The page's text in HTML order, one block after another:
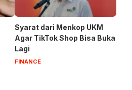
Syarat dari Menkop UKM
Agar TikTok Shop Bisa Buka
Lagi
FINANCE